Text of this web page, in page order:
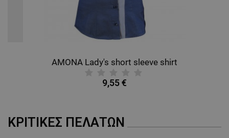
AMONA Lady's short sleeve shirt
9,55 €
ΚΡΙΤΙΚΈΣ ΠΕΛΑΤΏΝ